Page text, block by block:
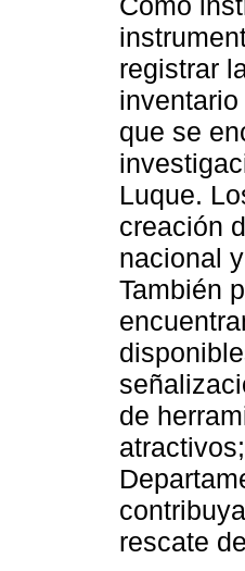
registrar
que se
Luque.
creación
nacional
También
de
rescate